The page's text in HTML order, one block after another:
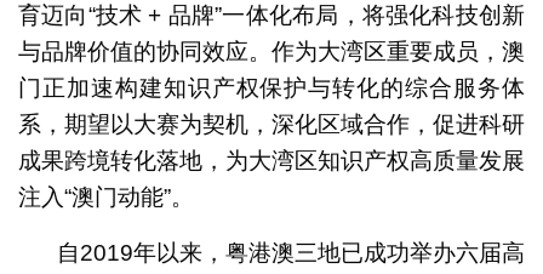
育迈向“技术 + 品牌”一体化布局，将强化科技创新
与品牌价值的协同效应。作为大湾区重要成员，澳
门正加速构建知识产权保护与转化的综合服务体
系，期望以大赛为契机，深化区域合作，促进科研
成果跨境转化落地，为大湾区知识产权高质量发展
注入“澳门动能”。
自2019年以来，粤港澳三地已成功举办六届高